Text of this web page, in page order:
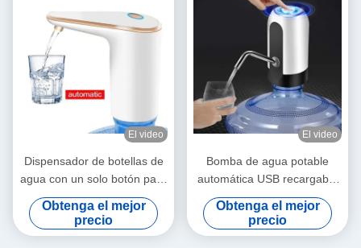
El video
Dispensador de botellas de
agua con un solo botón para
botellas de 2-5 galones
Obtenga el mejor
precio
El video
Bomba de agua potable
automática USB recargable
Pequeña y respetuosa con
el medio ambiente
Obtenga el mejor
precio